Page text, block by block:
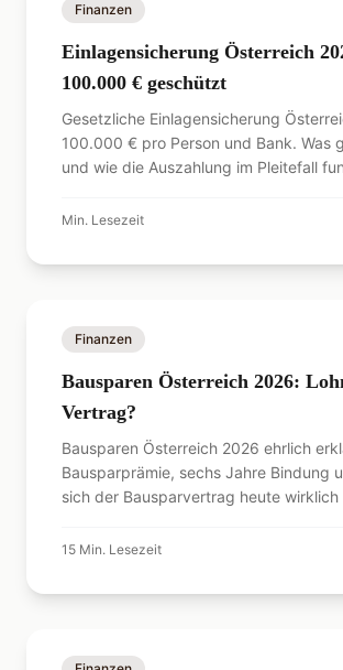
Finanzen
Einlagensicherung Österreich
100.000 € geschützt
Gesetzliche Einlagensicherung
100.000 € pro Person und Bank. Was
und wie die Auszahlung im Pleitefall
Min. Lesezeit
Finanzen
Bausparen Österreich 2026:
Vertrag?
Bausparen Österreich 2026 ehrlich
Bausparprämie, sechs Jahre Bindung
sich der Bausparvertrag heute wirklich
15 Min. Lesezeit